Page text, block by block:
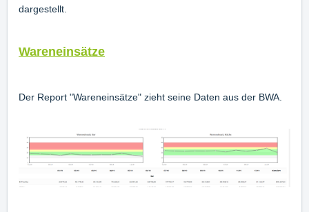
dargestellt.
Wareneinsätze
Der Report "Wareneinsätze" zieht seine Daten aus der BWA.